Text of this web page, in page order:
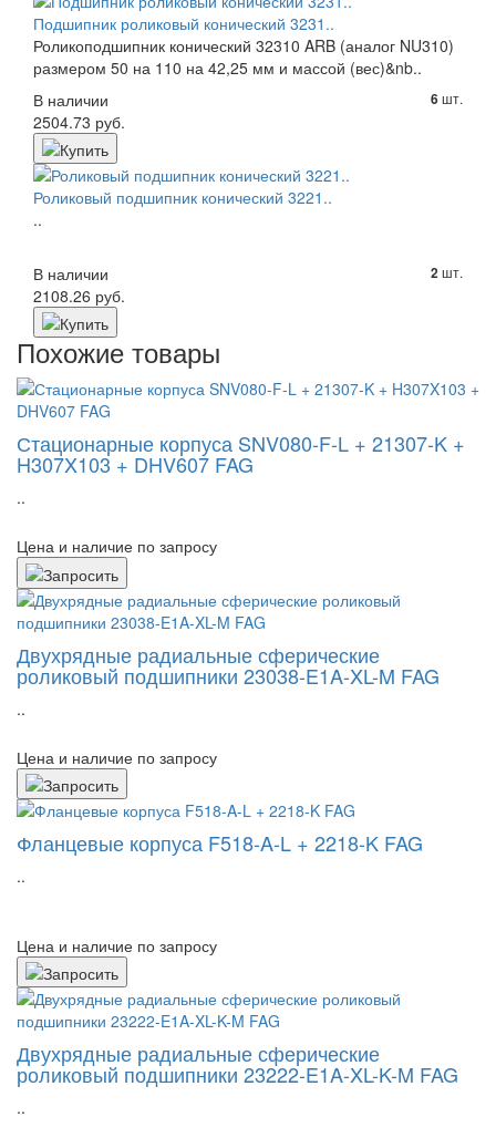
Подшипник роликовый конический 3231..
Роликоподшипник конический 32310 ARB (аналог NU310)
размером 50 на 110 на 42,25 мм и массой (вес)&nb..
В наличии
6 шт.
2504.73 руб.
Роликовый подшипник конический 3221..
..
В наличии 2 шт.
2108.26 руб.
Похожие товары
Стационарные корпуса SNV080-F-L + 21307-K +
H307X103 + DHV607 FAG
..
Цена и наличие по запросу
Двухрядные радиальные сферические
роликовый подшипники 23038-E1A-XL-M FAG
..
Цена и наличие по запросу
Фланцевые корпуса F518-A-L + 2218-K FAG
..
Цена и наличие по запросу
Двухрядные радиальные сферические
роликовый подшипники 23222-E1A-XL-K-M FAG
..